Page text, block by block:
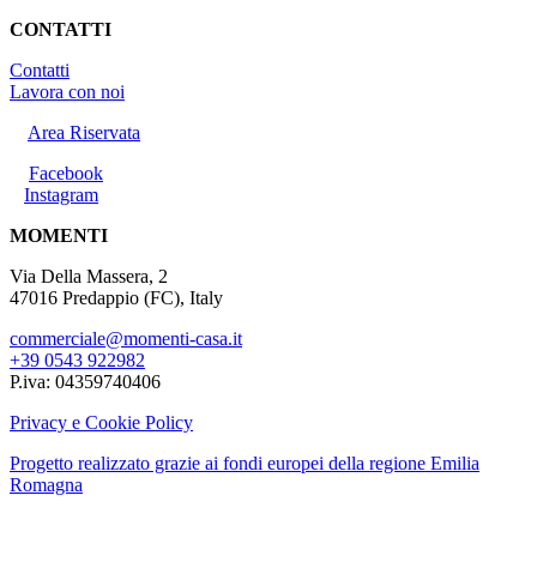
CONTATTI
Contatti
Lavora con noi
Area Riservata
Facebook
Instagram
MOMENTI
Via Della Massera, 2
47016 Predappio (FC), Italy
commerciale@momenti-casa.it
+39 0543 922982
P.iva: 04359740406
Privacy e Cookie Policy
Progetto realizzato grazie ai fondi europei della regione Emilia
Romagna